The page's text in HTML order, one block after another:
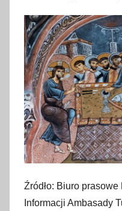
Źródło: Biuro
Informacji Ambasady